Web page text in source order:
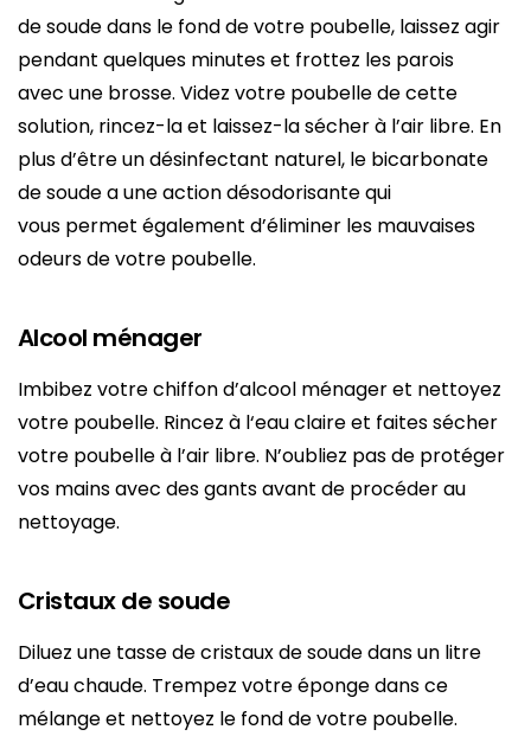
de soude dans le fond de votre poubelle, laissez agir
pendant quelques minutes et frottez les parois
avec une brosse. Videz votre poubelle de cette
solution, rincez-la et laissez-la sécher à l’air libre. En
plus d’être un désinfectant naturel, le bicarbonate
de soude a une action désodorisante qui
vous permet également d’éliminer les mauvaises
odeurs de votre poubelle.
Alcool ménager
Imbibez votre chiffon d’alcool ménager et nettoyez
votre poubelle. Rincez à l‘eau claire et faites sécher
votre poubelle à l’air libre. N’oubliez pas de protéger
vos mains avec des gants avant de procéder au
nettoyage.
Cristaux de soude
Diluez une tasse de cristaux de soude dans un litre
d’eau chaude. Trempez votre éponge dans ce
mélange et nettoyez le fond de votre poubelle.